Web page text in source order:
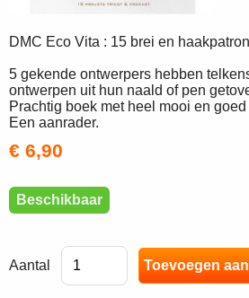
DMC Eco Vita : 15 brei en
5 gekende ontwerpers hebben
ontwerpen uit hun naald of pen
Prachtig boek met heel mooi en
Een aanrader.
€ 6,90
Beschikbaar
Aantal